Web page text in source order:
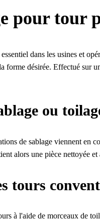
pour tour
dans les usines et
forme désirée. Effectué sur
ou
de sablage viennent
alors une pièce nettoyée
tours
à l'aide de morceaux de